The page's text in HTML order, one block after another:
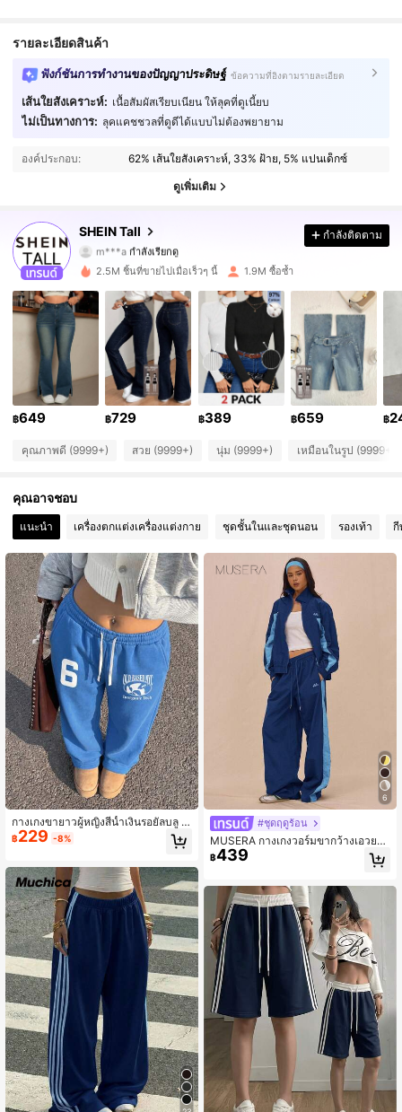
รายละเอียดสินค้า
ฟังก์ชันการทำงานของปัญญาประดิษฐ์ ข้อความที่อิงตามรายละเอียด
เส้นใยสังเคราะห์: เนื้อสัมผัสเรียบเนียน ให้ลุคที่ดูเนี้ยบ
ไม่เป็นทางการ: ลุคแคชชวลที่ดูดีได้แบบไม่ต้องพยายาม
องค์ประกอบ: 62% เส้นใยสังเคราะห์, 33% ฝ้าย, 5% แปนเด็กซ์
ดูเพิ่มเติม
SHEIN Tall
4.90
m***a กำลังเรียกดู
4.90
1M ผู้ติดตาม
4.90 1M ผู้ติดตาม
4.90 1M ผู้ติดตาม
4.90 1M ผู้ติดตาม
4.90 1M ผู้ติดตาม
กำลังติดตาม
2.5M ชิ้นที่ขายไปเมื่อเร็วๆ นี้ 1.9M ซื้อซ้ำ
฿649 ฿729 ฿389 ฿659 ฿
คุณภาพดี (9999+) สวย (9999+) นุ่ม (9999+) เหมือนในรูป (9999+)
คุณอาจชอบ
แนะนำ เครื่องตกแต่งเครื่องแต่งกาย ชุดชั้นในและชุดนอน รองเท้า กี
กางเกงขายาวผู้หญิงสีน้ำเงินรอยัลบลู ผู
กเชือก ถักขาตรง ทรงหลวม กางเกงแฟ
ชั่นกีฬา ลายพิมพ์สีขาว ยืดหยุ่นเล็กน้อย
ละการเดินทาง
฿229 -8%
6
#ชุดฤดูร้อน
MUSERA กางเกงวอร์มขากว้างเอวยาง
ยืดไนลอนแต่งแถบสีตัดกันสำหรับใส่เดิ
นทางลำลองในฤดูใบไม้ร่วง ฤดูใบไม้ผลิ
฿439